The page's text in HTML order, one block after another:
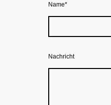
Name*
Nachricht